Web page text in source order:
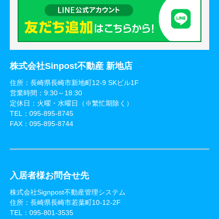
株式会社Sinpost不動産 新地店
住所：長崎県長崎市新地町12-9 SKビル1F
営業時間：9:30～18:30
定休日：火曜・水曜日（※繁忙期除く）
TEL： 095-895-8745
FAX：095-895-8744
入居者様お問合せ先
株式会社Signpost不動産管理システム
住所：長崎県長崎市若葉町10-12-2F
TEL： 095-801-3535